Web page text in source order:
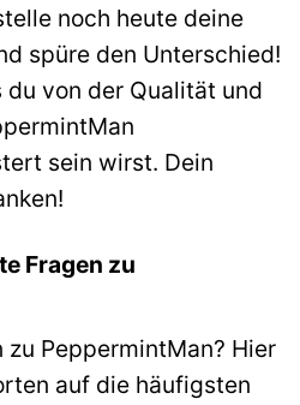
noch heute deine
spüre den Unterschied!
von der Qualität und
sein wirst. Dein
Fragen zu
zu PeppermintMan? Hier
auf die häufigsten